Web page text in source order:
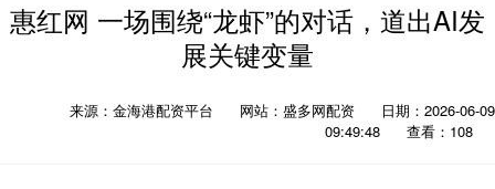
惠红网 一场围绕“龙虾”的对话，道出AI发
展关键变量
来源：金海港配资平台 网站：盛多网配资
日期：2026-06-09
09:49:48
查看：108